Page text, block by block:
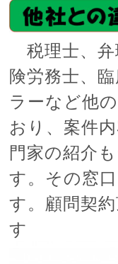
税理士、弁
険労務士、
ラーなど他
おり、案件
門家の紹介
す。その窓
す。顧問契
す